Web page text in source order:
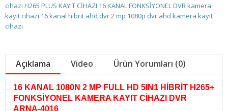
cihazı H265 PLUS KAYIT CİHAZI 16 KANAL FONKSİYONEL DVR kamera
kayıt cihazı 16 kanal hibrit ahd dvr2 mp 1080p dvr ahd kamera kayıt
cihazı
Açıklama Video Ürün Yorumları (0)
16 KANAL 1080N 2 MP FULL HD 5IN1 HİBRİT H265+
FONKSİYONEL KAMERA KAYIT CİHAZI DVR
ARNA-4016